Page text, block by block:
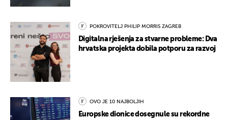
POKROVITELJ PHILIP MORRIS ZAGREB
Digitalna rješenja za stvarne probleme: Dva
hrvatska projekta dobila potporu za razvoj
OVO JE 10 NAJBOLJIH
Europske dionice dosegnule su rekordne